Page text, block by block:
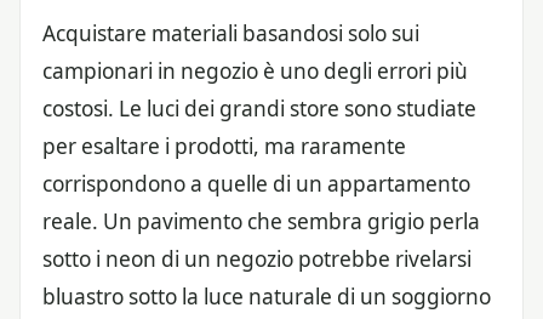
Acquistare materiali basandosi solo sui
campionari in negozio è uno degli errori più
costosi. Le luci dei grandi store sono studiate
per esaltare i prodotti, ma raramente
corrispondono a quelle di un appartamento
reale. Un pavimento che sembra grigio perla
sotto i neon di un negozio potrebbe rivelarsi
bluastro sotto la luce naturale di un soggiorno